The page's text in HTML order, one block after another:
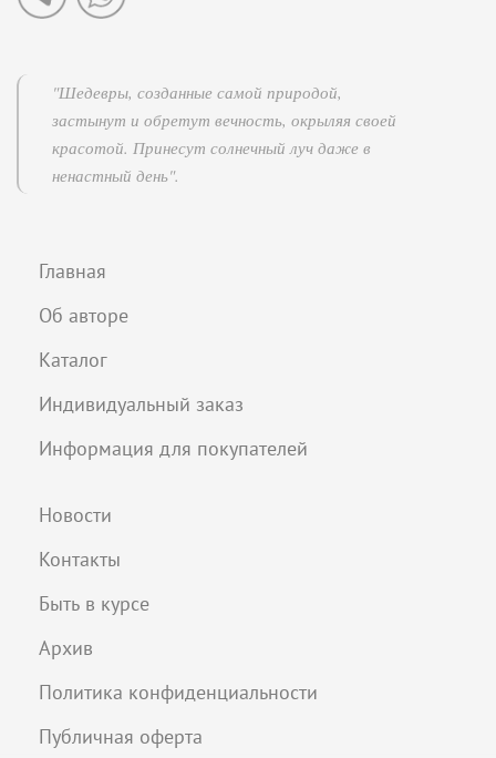
"Шедевры, созданные самой природой,
застынут и обретут вечность, окрыляя своей
красотой. Принесут солнечный луч даже в
ненастный день".
Главная
Об авторе
Каталог
Индивидуальный заказ
Информация для покупателей
Новости
Контакты
Быть в курсе
Архив
Политика конфиденциальности
Публичная оферта